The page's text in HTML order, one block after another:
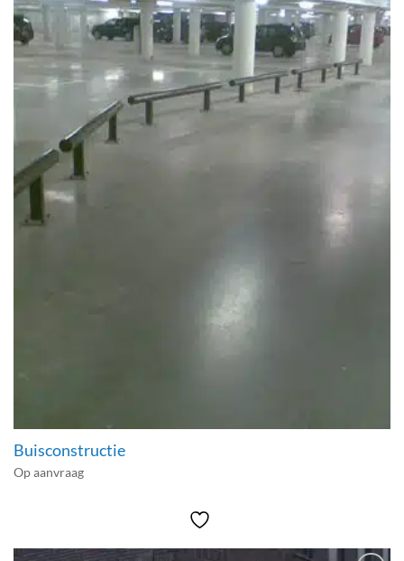
Buisconstructie
Op aanvraag